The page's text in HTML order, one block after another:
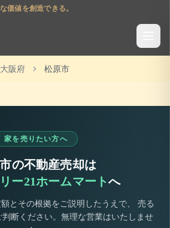
価値を創造できる。
大阪府 松原市
家を売りたい方へ
の不動産売却は
ー21ホームマートへ
とその根拠をご説明したうえで、 売る
断ください。無理な営業はいたしませ